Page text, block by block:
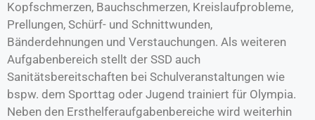
Kopfschmerzen, Bauchschmerzen, Kreislaufprobleme,
Prellungen, Schürf- und Schnittwunden,
Bänderdehnungen und Verstauchungen. Als weiteren
Aufgabenbereich stellt der SSD auch
Sanitätsbereitschaften bei Schulveranstaltungen wie
bspw. dem Sporttag oder Jugend trainiert für Olympia.
Neben den Ersthelferaufgabenbereiche wird weiterhin